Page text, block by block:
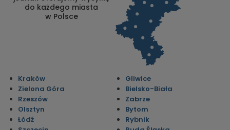
do każdego miasta
w Polsce
Kraków
Zielona Góra
Rzeszów
Olsztyn
Łódź
Gliwice
Bielsko-Biała
Zabrze
Bytom
Rybnik